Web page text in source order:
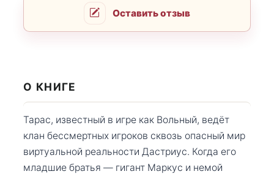
Оставить отзыв
О КНИГЕ
Тарас, известный в игре как Вольный, ведёт
клан бессмертных игроков сквозь опасный мир
виртуальной реальности Дастриус. Когда его
младшие братья — гигант Маркус и немой